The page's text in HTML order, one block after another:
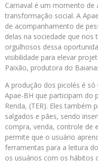
Carnaval é um momento
transformação social. A
de acompanhamento de
delas na sociedade que
orgulhosos dessa
visibilidade para elevar
Paixão, produtora do
A produção dos picolés é
Apae-BH que participam do
Renda, (TER). Eles
salgados e pães, sendo
compra, venda, controle de
permite que o usuário
ferramentas para a leitura
os usuários com os hábitos